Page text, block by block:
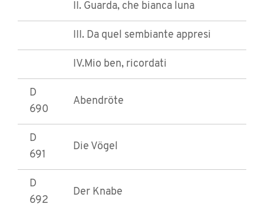
II. Guarda, che bianca luna
III. Da quel sembiante appresi
IV.Mio ben, ricordati
D
690
Abendröte
D
691
Die Vögel
D
692
Der Knabe